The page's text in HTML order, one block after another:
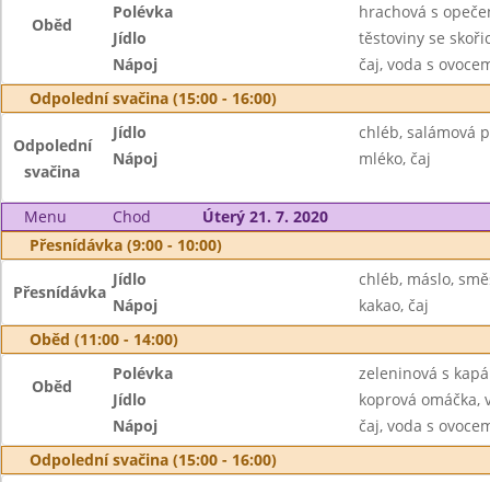
Oběd
Polévka
hrachová s
Jídlo
těstoviny se
Nápoj
čaj, voda s
Odpolední svačina (15:00 - 16:00)
Odpolední
svačina
Jídlo
chléb, salámová
Nápoj
mléko, čaj
Menu Chod
Úterý 21. 7. 2020
Přesnídávka (9:00 - 10:00)
Přesnídávka
Jídlo
chléb, máslo,
Nápoj
kakao, čaj
Oběd (11:00 - 14:00)
Oběd
Polévka
zeleninová s
Jídlo
koprová omáčka,
Nápoj
čaj, voda s
Odpolední svačina (15:00 - 16:00)